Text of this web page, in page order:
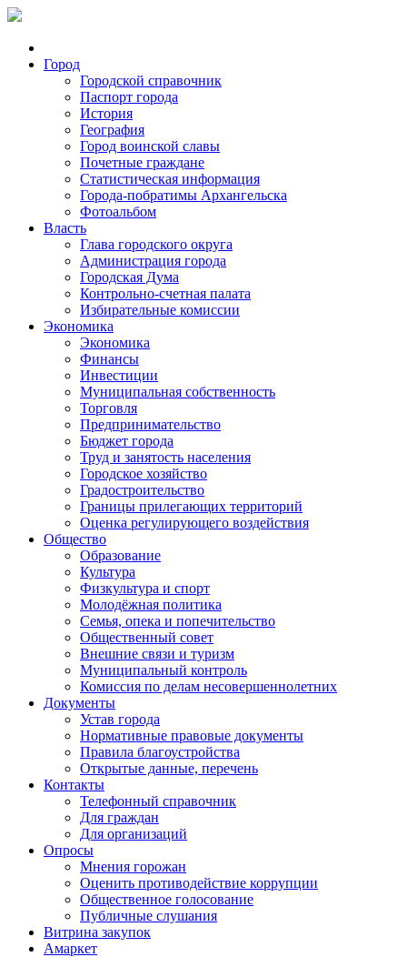
Город
Городской справочник
Паспорт города
История
География
Город воинской славы
Почетные граждане
Статистическая информация
Города-побратимы Архангельска
Фотоальбом
Власть
Глава городского округа
Администрация города
Городская Дума
Контрольно-счетная палата
Избирательные комиссии
Экономика
Экономика
Финансы
Инвестиции
Муниципальная собственность
Торговля
Предпринимательство
Бюджет города
Труд и занятость населения
Городское хозяйство
Градостроительство
Границы прилегающих территорий
Оценка регулирующего воздействия
Общество
Образование
Культура
Физкультура и спорт
Молодёжная политика
Семья, опека и попечительство
Общественный совет
Внешние связи и туризм
Муниципальный контроль
Комиссия по делам несовершеннолетних
Документы
Устав города
Нормативные правовые документы
Правила благоустройства
Открытые данные, перечень
Контакты
Телефонный справочник
Для граждан
Для организаций
Опросы
Мнения горожан
Оценить противодействие коррупции
Общественное голосование
Публичные слушания
Витрина закупок
Амаркет